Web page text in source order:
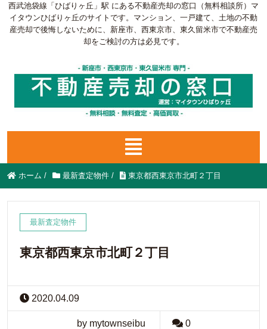
西武池袋線「ひばりヶ丘」駅 にある不動産売却の窓口（無料相談所）マ
イタウンひばりヶ丘のサイトです。マンション、一戸建て、土地の不動
産売却で後悔しないために、新座市、西東京市、東久留米市で不動産売
却をご検討の方は必見です。
ホーム / 最新査定物件 / 東京都西東京市北町２丁目
最新査定物件
東京都西東京市北町２丁目
2020.04.09
by mytownseibu 0